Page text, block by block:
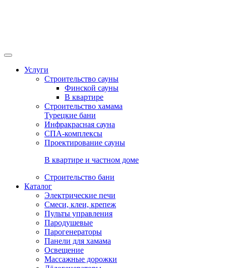
Услуги
Строительство сауны
Финской сауны
В квартире
Строительство хамама
Турецкие бани
Инфракрасная сауна
СПА-комплексы
Проектирование сауны
В квартире и частном доме
Строительство бани
Каталог
Электрические печи
Смеси, клеи, крепеж
Пульты управления
Пародушевые
Парогенераторы
Панели для хамама
Освещение
Массажные дорожки